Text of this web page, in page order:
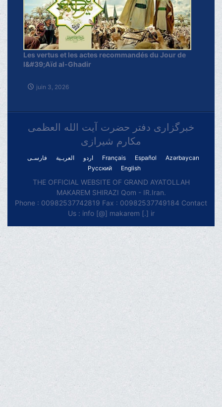
Les vertus et les actes recommandés du Jour de
l&#39;Aïd al-Ghadir
juin 3, 2026
خبرگزاری دفتر حضرت آیت الله العظمی
مکارم شیرازی
فارسـی العربـیة اردو Français Español
Azərbaycan
Русский
English
THE OFFICIAL WEBSITE OF GRAND AYATOLLAH
MAKAREM SHIRAZI Qom - IR.Iran.
Phone : 00982537742819 Fax : 00982537749184 Contact
Us : info [@] makarem [.] ir